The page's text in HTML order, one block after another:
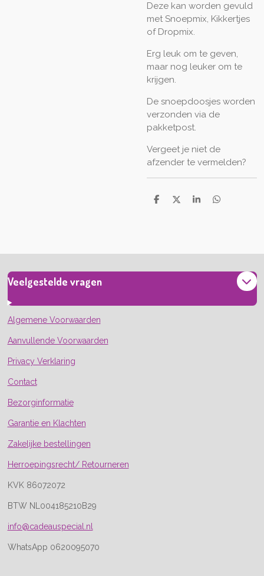
Deze kan worden gevuld
met Snoepmix, Kikkertjes
of Dropmix.
Erg leuk om te geven,
maar nog leuker om te
krijgen.
De snoepdoosjes worden
verzonden via de
pakketpost.
Vergeet je niet de
afzender te vermelden?
D
D
S
D
Veelgestelde vragen
Algemene Voorwaarden
Aanvullende Voorwaarden
Privacy Verklaring
Contact
Bezorginformatie
Garantie en Klachten
Zakelijke bestellingen
Herroepingsrecht/ Retourneren
KVK 86072072
BTW NL004185210B29
info@cadeauspecial.nl
WhatsApp 0620095070